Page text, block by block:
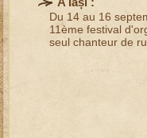
Du 14 au 16
11ème festival
seul chanteur de